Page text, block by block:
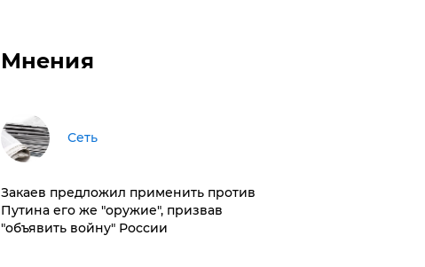
Мнения
Сеть
Закаев предложил применить против
Путина его же "оружие", призвав
"объявить войну" России